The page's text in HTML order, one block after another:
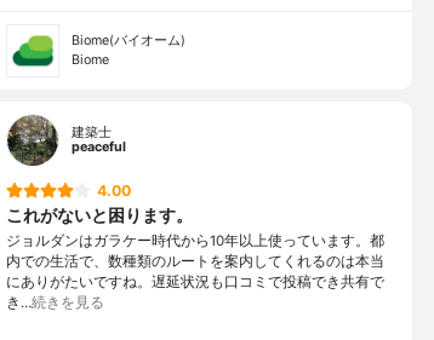
Biome(バイオーム)
Biome
建築士
peaceful
4.00
これがないと困ります。
ジョルダンはガラケー時代から10年以上使っています。都
内での生活で、数種類のルートを案内してくれるのは本当
にありがたいですね。遅延状況も口コミで投稿でき共有で
き…続きを見る